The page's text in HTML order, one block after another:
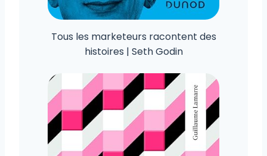
Tous les marketeurs racontent des
histoires | Seth Godin